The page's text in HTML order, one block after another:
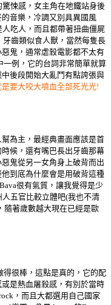
悚感，女主角在地鐵站身後
音樂，冷調又別具異國風
吃人，而且都帶著扭曲僵屍
齒類似食人獸，當然每隻長
鬼，通常虐殺電影都不太有
一例，它的台詞非常簡單就算
後段開始大亂鬥有點誇張與
要大咬大噴血全部死光光!
為主，最經典畫面應該是首
候，還有嘴巴長出牙齒那幕
鬼從另一女角身上破背而出
到底為什麼會是用破背這種
很有氣質，讓我覺得是少
五官比較立體吧(我也不清
隨著歲數越大現在已經是歐
得很棒，這點是真的，它的配
是熱血屠殺感，有別於當時
，而且大都選用自己國家